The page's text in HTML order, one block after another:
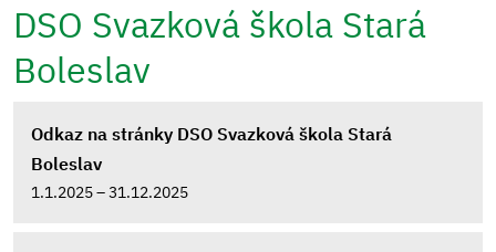
DSO Svazková škola Stará
Boleslav
Odkaz na stránky DSO Svazková škola Stará
Boleslav
1.1.2025 – 31.12.2025